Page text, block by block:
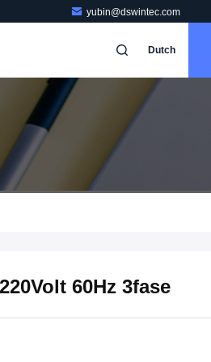
yubin@dswintec.com
Dutch
60Hz 3fase